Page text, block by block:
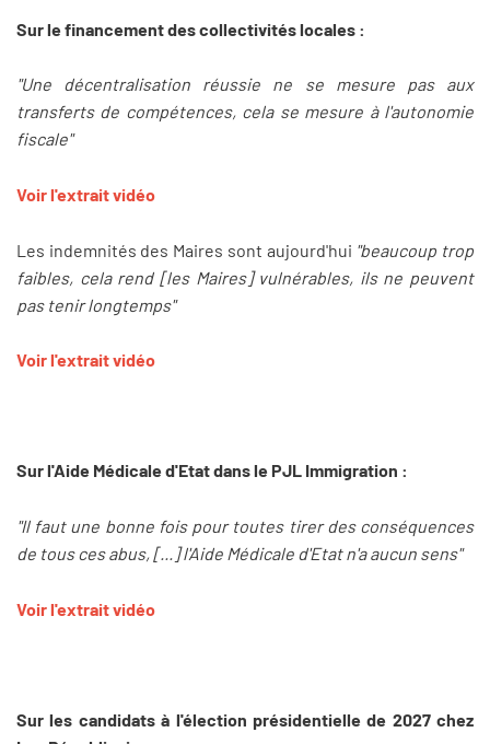
Sur le financement des collectivités locales :
"Une décentralisation réussie ne se mesure pas aux
transferts de compétences, cela se mesure à l'autonomie
fiscale"
Voir l'extrait vidéo
Les indemnités des Maires sont aujourd'hui "beaucoup trop
faibles, cela rend [les Maires] vulnérables, ils ne peuvent
pas tenir longtemps"
Voir l'extrait vidéo
Sur l'Aide Médicale d'Etat dans le PJL Immigration :
"Il faut une bonne fois pour toutes tirer des conséquences
de tous ces abus, [...] l'Aide Médicale d'Etat n'a aucun sens"
Voir l'extrait vidéo
Sur les candidats à l'élection présidentielle de 2027 chez